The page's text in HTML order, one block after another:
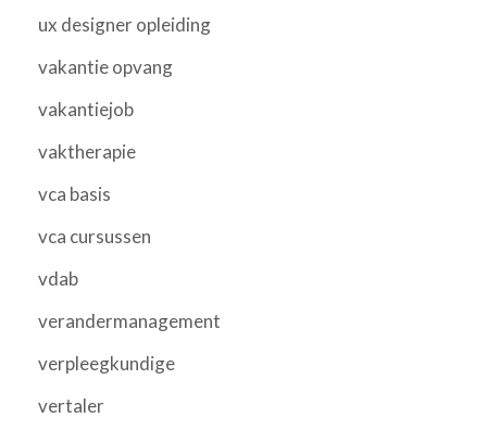
ux designer opleiding
vakantie opvang
vakantiejob
vaktherapie
vca basis
vca cursussen
vdab
verandermanagement
verpleegkundige
vertaler